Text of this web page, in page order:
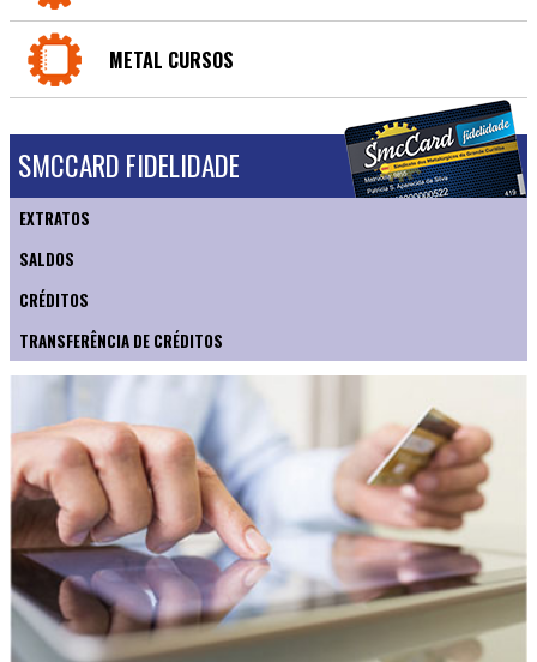
METAL CURSOS
SMCCARD FIDELIDADE
EXTRATOS
SALDOS
CRÉDITOS
TRANSFERÊNCIA DE CRÉDITOS